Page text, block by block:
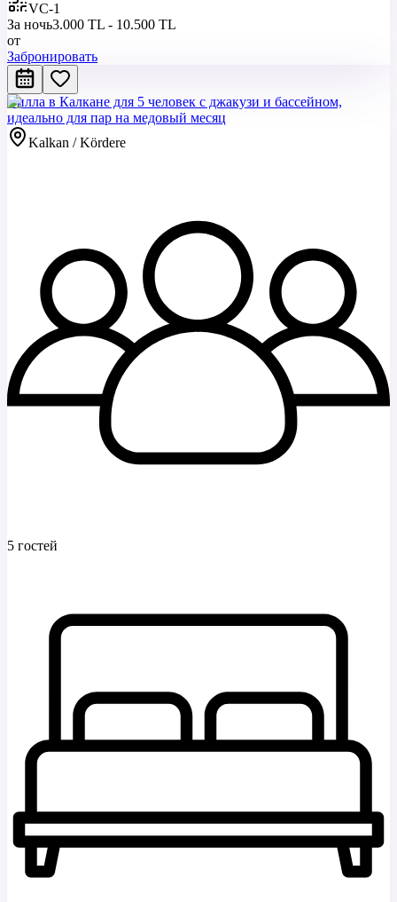
VC-1
За ночь3.000 TL - 10.500 TL
от
Забронировать
Вилла в Калкане для 5 человек с джакузи и бассейном,
идеально для пар на медовый месяц
Kalkan / Kördere
5 гостей